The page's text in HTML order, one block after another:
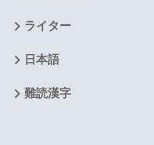
ライター
日本語
難読漢字